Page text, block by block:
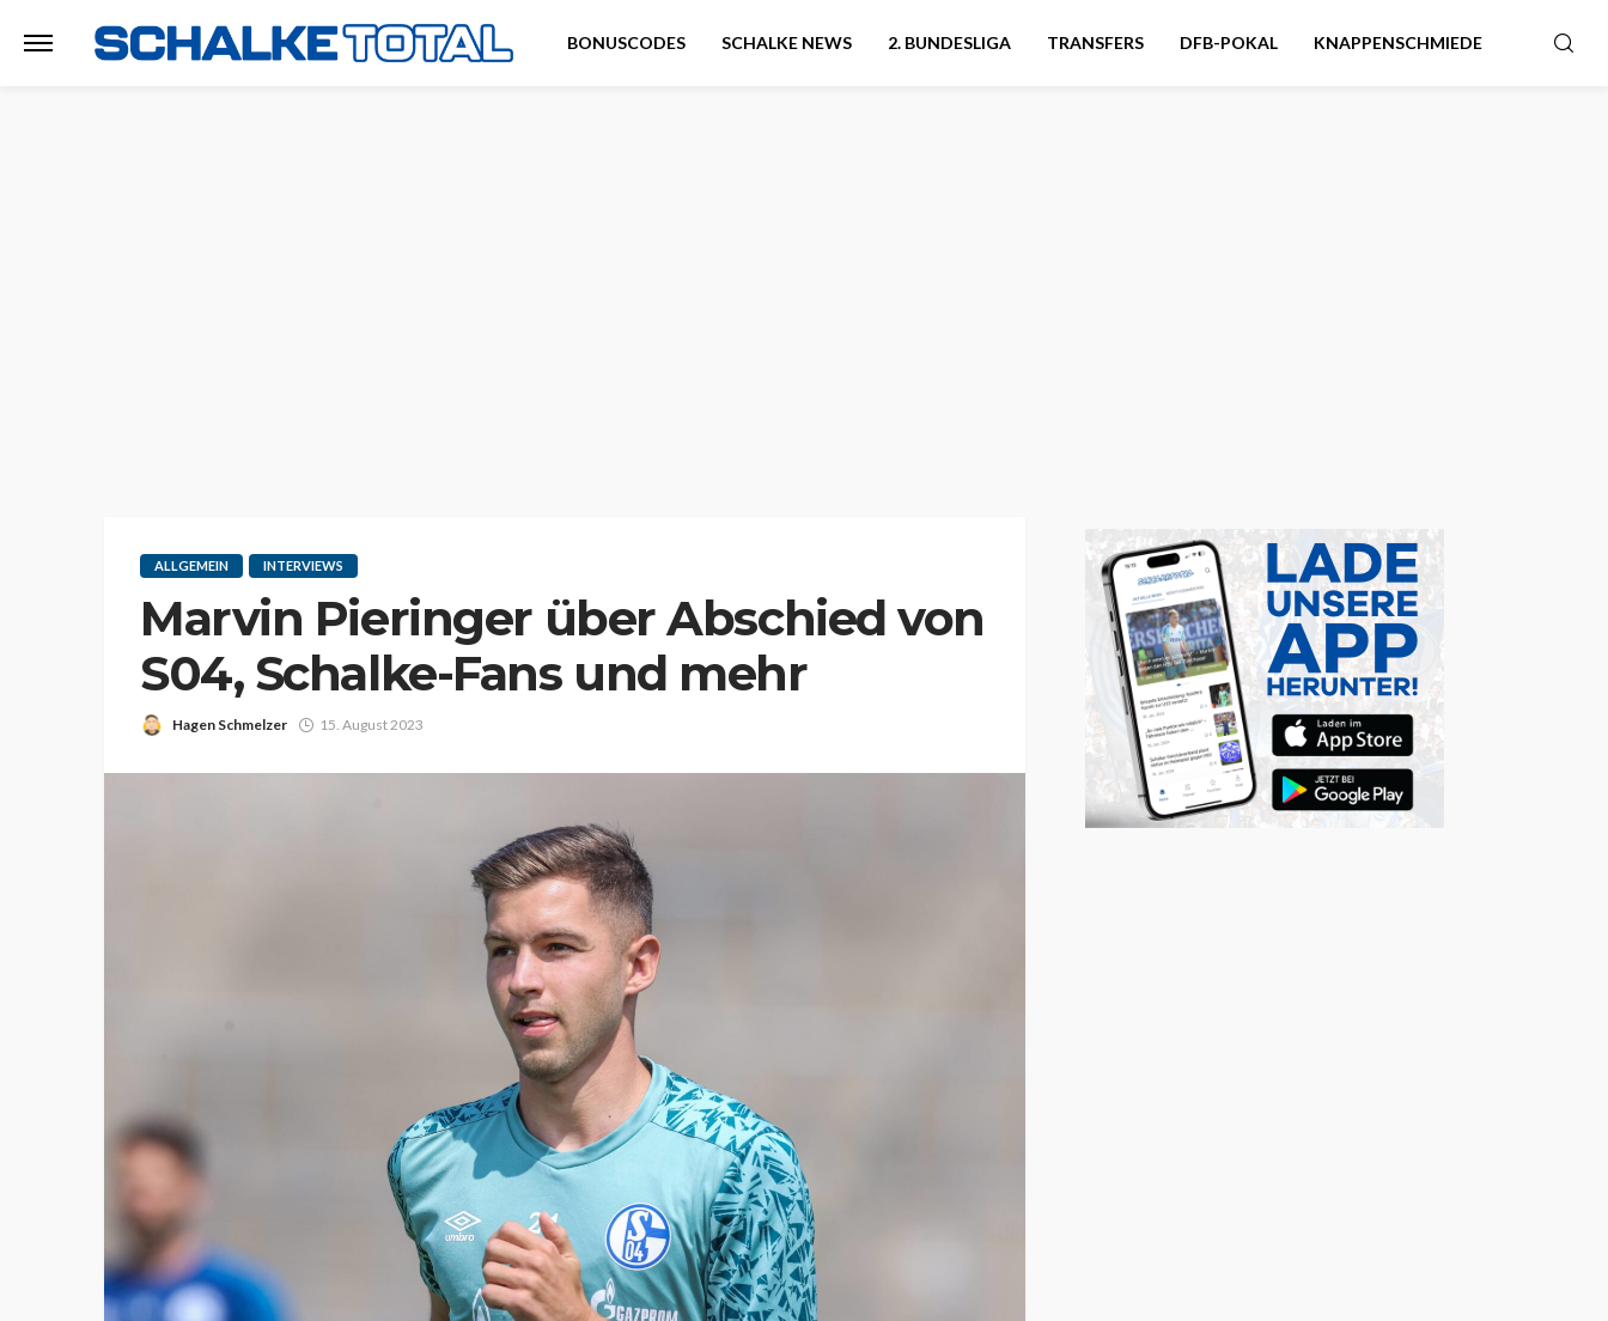
BONUSCODES SCHALKE NEWS 2. BUNDESLIGA TRANSFERS DFB-POKAL KNAPPENSCHMIEDE
ALLGEMEIN INTERVIEWS
Marvin Pieringer über Abschied von
S04, Schalke-Fans und mehr
Hagen Schmelzer 15. August 2023